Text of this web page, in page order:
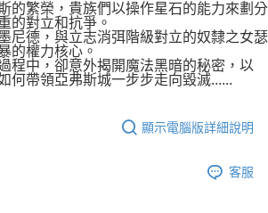
的繁榮，貴族們以操作星石的能力來劃分
的對立和抗爭。
尼德，與立志消弭階級對立的奴隸之女瑟
的權力核心。
程中，卻意外揭開魔法黑暗的秘密，以
何帶領亞弗斯城一步步走向毀滅......
顯示電腦版詳細說明
客服